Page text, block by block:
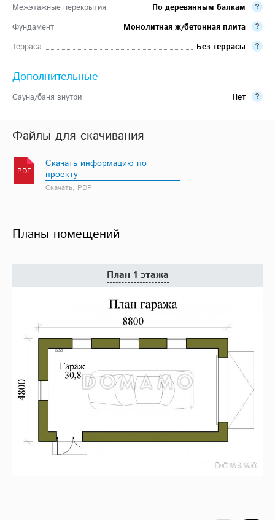
Межэтажные перекрытия
По деревянным балкам
Фундамент
Монолитная ж/бетонная плита
Терраса
Без террасы
Дополнительные
Сауна/баня внутри Нет
Файлы для скачивания
PDF
Скачать информацию по
проекту
Скачать, PDF
Планы помещений
План 1 этажа